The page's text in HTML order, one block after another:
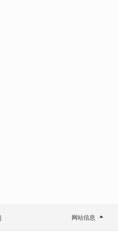
| 网站信息